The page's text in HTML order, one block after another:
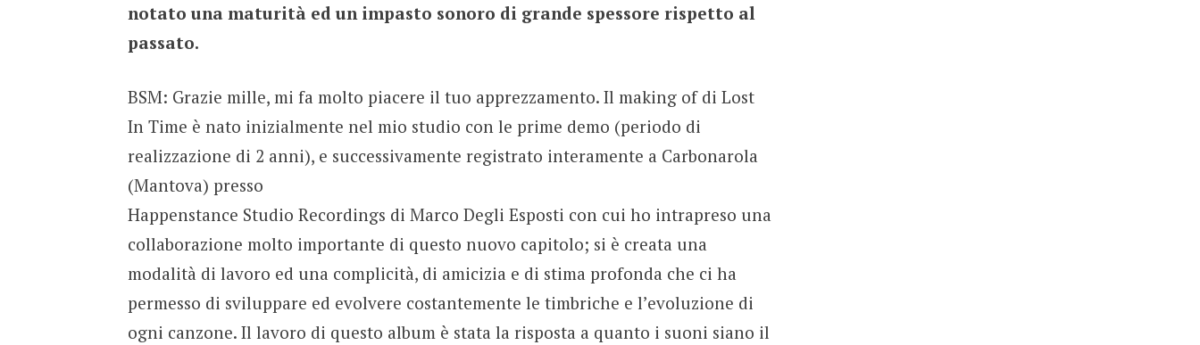
notato una maturità ed un impasto sonoro di grande spessore rispetto al
passato.
BSM: Grazie mille, mi fa molto piacere il tuo apprezzamento. Il making of di Lost
In Time è nato inizialmente nel mio studio con le prime demo (periodo di
realizzazione di 2 anni), e successivamente registrato interamente a Carbonarola
(Mantova) presso
Happenstance Studio Recordings di Marco Degli Esposti con cui ho intrapreso una
collaborazione molto importante di questo nuovo capitolo; si è creata una
modalità di lavoro ed una complicità, di amicizia e di stima profonda che ci ha
permesso di sviluppare ed evolvere costantemente le timbriche e l’evoluzione di
ogni canzone. Il lavoro di questo album è stata la risposta a quanto i suoni siano il